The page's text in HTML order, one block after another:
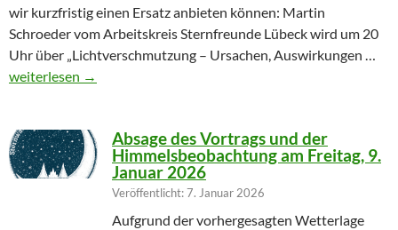
wir kurzfristig einen Ersatz anbieten können: Martin
Schroeder vom Arbeitskreis Sternfreunde Lübeck wird um 20
Uhr über „Lichtverschmutzung – Ursachen, Auswirkungen …
Geändertes Vortragsthema 06.03.2026
weiterlesen →
Absage des Vortrags und der
Himmelsbeobachtung am Freitag, 9.
Januar 2026
Veröffentlicht: 7. Januar 2026
Aufgrund der vorhergesagten Wetterlage